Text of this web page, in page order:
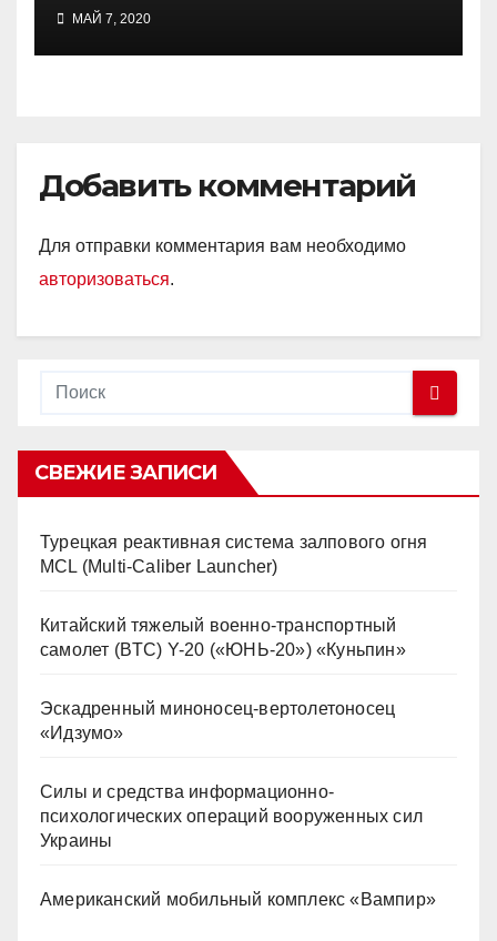
МАЙ 7, 2020
Добавить комментарий
Для отправки комментария вам необходимо
авторизоваться.
СВЕЖИЕ ЗАПИСИ
Турецкая реактивная система залпового огня
MCL (Multi-Caliber Launcher)
Китайский тяжелый военно-транспортный
самолет (BTC) Y-20 («ЮНЬ-20») «Куньпин»
Эскадренный миноносец-вертолетоносец
«Идзумо»
Силы и средства информационно-
психологических операций вооруженных сил
Украины
Американский мобильный комплекс «Вампир»